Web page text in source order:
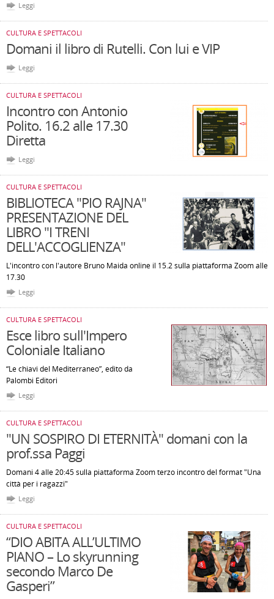
Leggi
CULTURA E SPETTACOLI
Domani il libro di Rutelli. Con lui e VIP
Leggi
CULTURA E SPETTACOLI
Incontro con Antonio
Polito. 16.2 alle 17.30
Diretta
Leggi
CULTURA E SPETTACOLI
BIBLIOTECA "PIO RAJNA"
PRESENTAZIONE DEL
LIBRO "I TRENI
DELL'ACCOGLIENZA"
L'incontro con l'autore Bruno Maida online il 15.2 sulla piattaforma Zoom alle
17.30
Leggi
CULTURA E SPETTACOLI
Esce libro sull'Impero
Coloniale Italiano
“Le chiavi del Mediterraneo”, edito da
Palombi Editori
Leggi
CULTURA E SPETTACOLI
"UN SOSPIRO DI ETERNITÀ" domani con la
prof.ssa Paggi
Domani 4 alle 20:45 sulla piattaforma Zoom terzo incontro del format "Una
città per i ragazzi"
Leggi
CULTURA E SPETTACOLI
“DIO ABITA ALL’ULTIMO
PIANO – Lo skyrunning
secondo Marco De
Gasperi”